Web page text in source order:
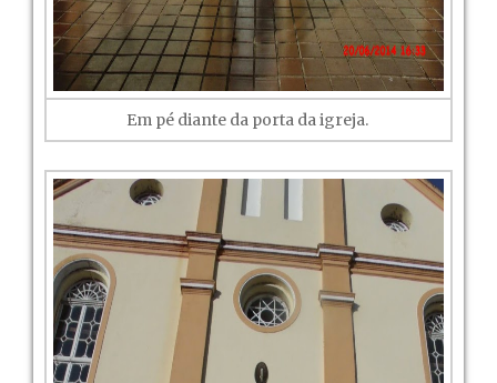
Em pé diante da porta da igreja.